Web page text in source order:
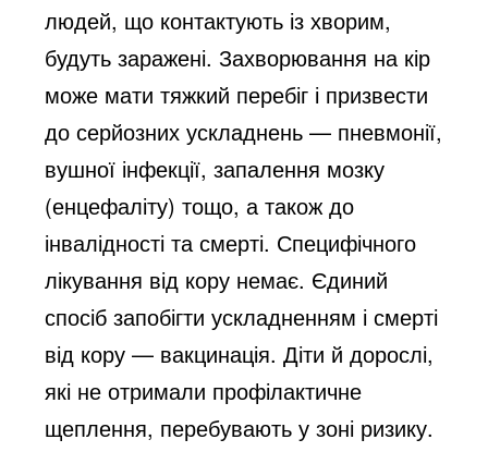
людей, що контактують із хворим,
будуть заражені. Захворювання на кір
може мати тяжкий перебіг і призвести
до серйозних ускладнень — пневмонії,
вушної інфекції, запалення мозку
(енцефаліту) тощо, а також до
інвалідності та смерті. Специфічного
лікування від кору немає. Єдиний
спосіб запобігти ускладненням і смерті
від кору — вакцинація. Діти й дорослі,
які не отримали профілактичне
щеплення, перебувають у зоні ризику.